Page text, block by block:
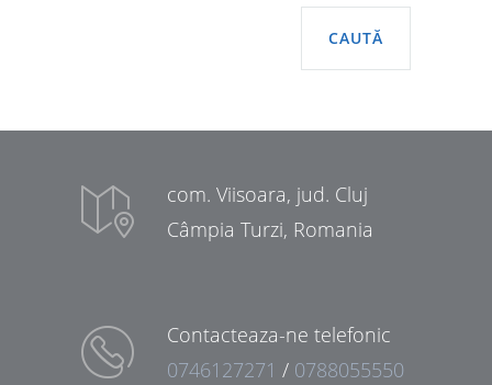
CAUTĂ
com. Viisoara, jud. Cluj
Câmpia Turzi, Romania
Contacteaza-ne telefonic
0746127271 / 0788055550